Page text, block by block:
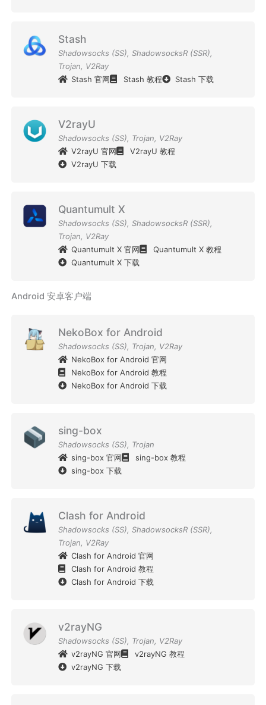
Stash
Shadowsocks (SS), ShadowsocksR (SSR),
Trojan, V2Ray
Stash 官网
Stash 教程 Stash 下载
V2rayU
Shadowsocks (SS), Trojan, V2Ray
V2rayU 官网
V2rayU 教程
V2rayU 下载
Quantumult X
Shadowsocks (SS), ShadowsocksR (SSR),
Trojan, V2Ray
Quantumult X 官网
Quantumult X 教程
Quantumult X 下载
Android 安卓客户端
NekoBox for Android
Shadowsocks (SS), Trojan, V2Ray
NekoBox for Android 官网
NekoBox for Android 教程
NekoBox for Android 下载
sing-box
Shadowsocks (SS), Trojan
sing-box 官网
sing-box 教程
sing-box 下载
Clash for Android
Shadowsocks (SS), ShadowsocksR (SSR),
Trojan, V2Ray
Clash for Android 官网
Clash for Android 教程
Clash for Android 下载
v2rayNG
Shadowsocks (SS), Trojan, V2Ray
v2rayNG 官网
v2rayNG 教程
v2rayNG 下载